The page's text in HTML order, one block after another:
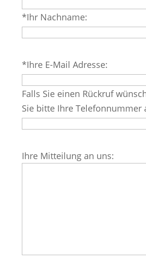
dieses
Feld
leer.
*Ihr Nachname:
lasse
dieses
Feld
leer.
*Ihre E-Mail Adresse:
Falls Sie einen Rückruf
Sie bitte Ihre Telefonnummer
lasse
Ihre Mitteilung an uns: